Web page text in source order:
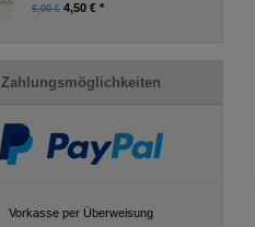
6,00 € 4,50 € *
Zahlungsmöglichkeiten
Vorkasse per Überweisung